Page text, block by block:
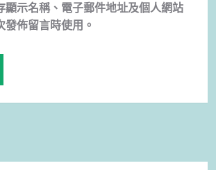
顯示名稱、電子郵件地址及個人網站
發佈留言時使用。